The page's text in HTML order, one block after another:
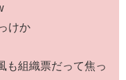
けか
も組織票だって焦っ